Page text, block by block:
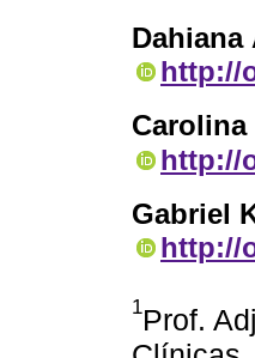
Dahiana
http://
Carolina
http://
Gabriel
http://
1Prof.